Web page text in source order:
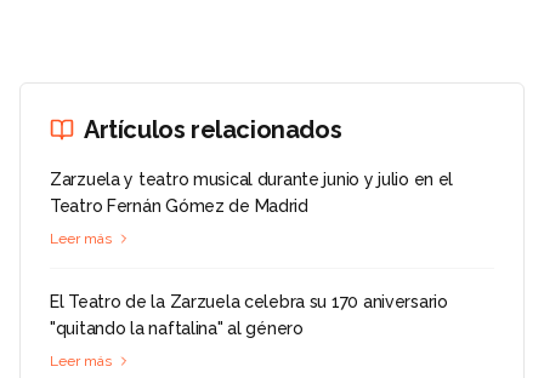
Artículos relacionados
Zarzuela y teatro musical durante junio y julio en el
Teatro Fernán Gómez de Madrid
Leer más
El Teatro de la Zarzuela celebra su 170 aniversario
"quitando la naftalina" al género
Leer más